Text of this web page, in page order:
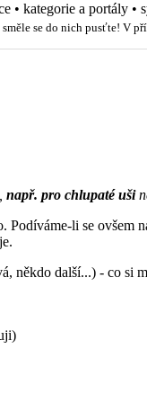
• kategorie a portály•
se do nich pusťte! V
např. pro chlupaté uši
Podíváme-li se ovšem
někdo další...) - co si